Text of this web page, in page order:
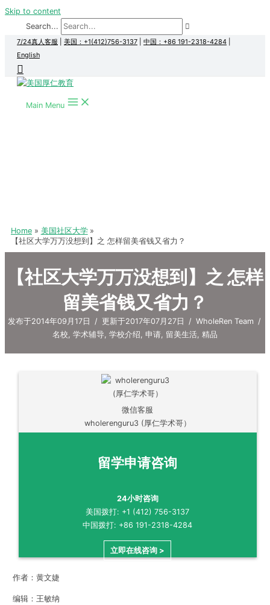
Skip to content
Search...
7/24真人客服 美国：+1(412)756-3137 中国：+86 191-2318-4284
English
Main Menu
Home
美国社区大学
【社区大学万万没想到】之 怎样留美省钱又省力？
【社区大学万万没想到】之 怎样
留美省钱又省力？
发布于2014年09月17日 / 更新于2017年07月27日 / WholeRen Team /
名校, 学术辅导, 学校介绍, 申请, 留美生活, 精品
微信客服
wholerenguru3 (厚仁学术哥）
留学申请咨询
24小时咨询
美国拨打: +1 (412) 756-3137
中国拨打: +86 191-2318-4284
立即在线咨询 >
作者：黄文婕
编辑：王敏纳